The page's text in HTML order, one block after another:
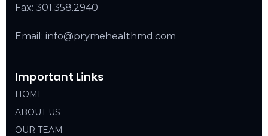
Fax: 301.358.2940
Email: info@prymehealthmd.com
Important Links
HOME
ABOUT US
OUR TEAM